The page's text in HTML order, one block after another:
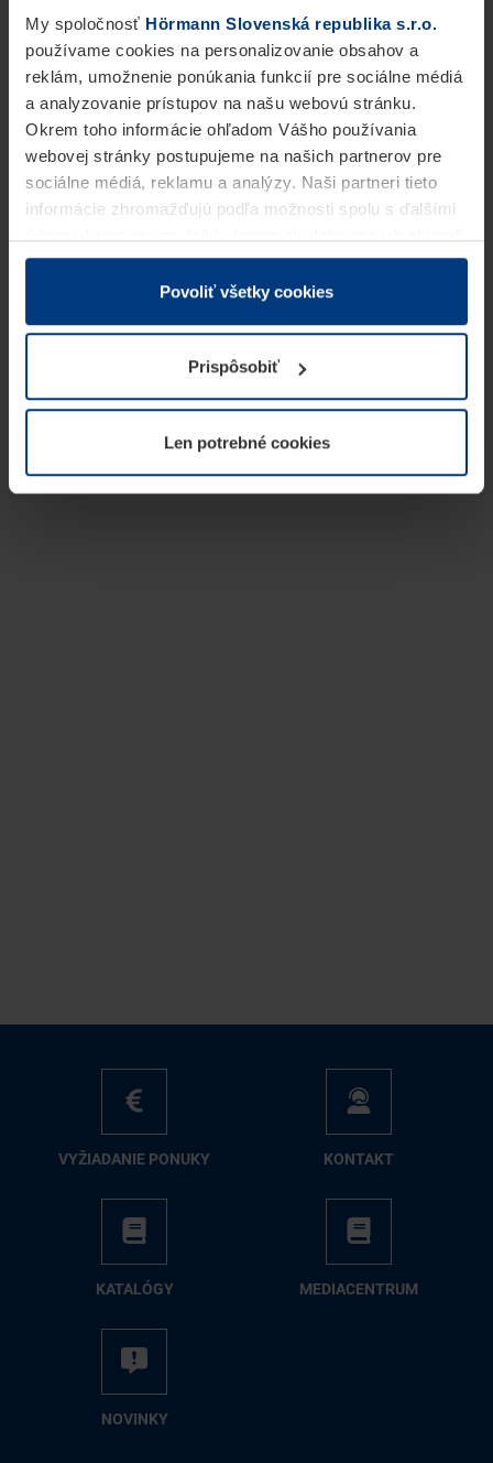
My spoločnosť Hörmann Slovenská republika s.r.o.
používame cookies na personalizovanie obsahov a
reklám, umožnenie ponúkania funkcií pre sociálne médiá
a analyzovanie prístupov na našu webovú stránku.
Okrem toho informácie ohľadom Vášho používania
webovej stránky postupujeme na našich partnerov pre
sociálne médiá, reklamu a analýzy. Naši partneri tieto
informácie zhromažďujú podľa možnosti spolu s ďalšími
v rámci Vášho využívania služieb.
Z právneho hľadiska môžeme cookies ukladať na Vašom
prevádzku tejto stránky. Pre všetky ostatné typy cookie
potrebujeme Vaše povolenie. Vaše povolenie môžete
kedykoľvek zmeniť alebo odvolať vo vysvetlení cookie
našej webovej stránky.
Povoliť všetky cookies
Prispôsobiť
Len potrebné cookies
VY­ŽIA­DA­NIE PO­NU­KY KON­TAKT
KA­TA­LÓ­GY ME­DIA­CEN­TRUM
NO­VIN­KY